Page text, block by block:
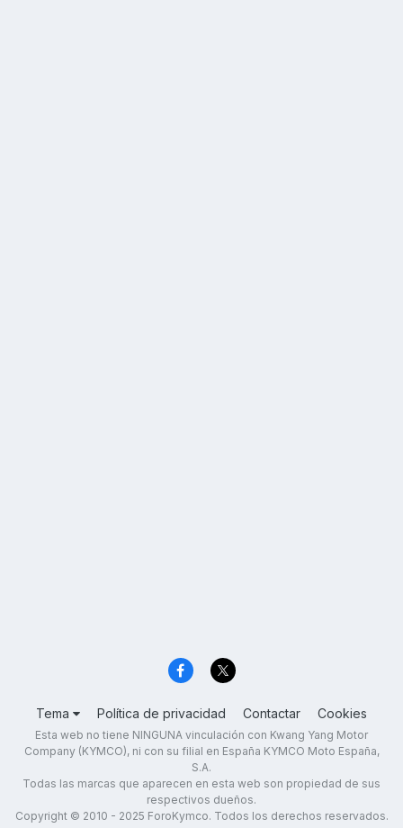
Tema Política de privacidad Contactar Cookies
Esta web no tiene NINGUNA vinculación con Kwang Yang Motor
Company (KYMCO), ni con su filial en España KYMCO Moto España,
S.A.
Todas las marcas que aparecen en esta web son propiedad de sus
respectivos dueños.
Copyright © 2010 - 2025 ForoKymco. Todos los derechos reservados.